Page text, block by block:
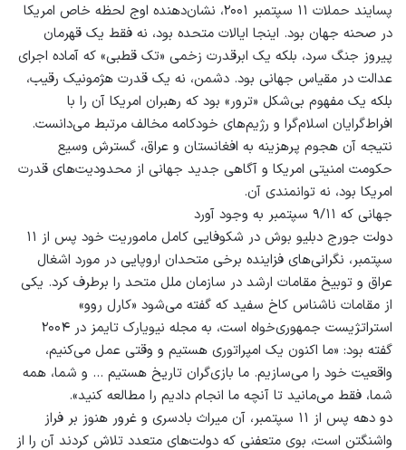
پسایند حملات ۱۱ سپتمبر ۲۰۰۱، نشان‌دهنده اوج لحظه خاص امریکا
در صحنه جهان بود. اینجا ایالات متحده بود، نه فقط یک قهرمان
پیروز جنگ سرد، بلکه یک ابرقدرت زخمی «تک قطبی» که آماده اجرای
عدالت در مقیاس جهانی بود. دشمن، نه یک قدرت هژمونیک رقیب،
بلکه یک مفهوم بی‌شکل «ترور» بود که رهبران امریکا آن را با
افراط‌گرایان اسلا‌م‌گرا و رژیم‌های خودکامه مخالف مرتبط می‌دانست.
نتیجه آن هجوم پرهزینه به افغانستان و عراق، گسترش وسیع
حکومت امنیتی امریکا و آگاهی جدید جهانی از محدودیت‌های قدرت
امریکا بود، نه توانمندی آن.
جهانی که ۹/۱۱ سپتمبر به وجود آورد
دولت جورج دبلیو بوش در شکوفایی کامل ماموریت خود پس از ۱۱
سپتمبر، نگرانی‌های فزاینده برخی متحدان اروپایی در مورد اشغال
عراق و توبیخ مقامات ارشد در سازمان ملل متحد را برطرف کرد. یکی
از مقامات ناشناس کاخ سفید که گفته می‌شود «کارل روو»
استراتژیست جمهوری‌خواه است، به مجله نیویارک تایمز در ۲۰۰۴
گفته بود: «ما اکنون یک امپراتوری هستیم و وقتی عمل می‌کنیم،
واقعیت خود را می‌سازیم. ما بازی‌گران تاریخ هستیم … و شما، همه
شما، فقط می‌مانید تا آنچه ما انجام دادیم را مطالعه کنید».
دو دهه پس از ۱۱ سپتمبر، آن میراث بادسری و غرور هنوز بر فراز
واشنگتن است، بوی متعفنی که دولت‌های متعدد تلاش کردند آن را از